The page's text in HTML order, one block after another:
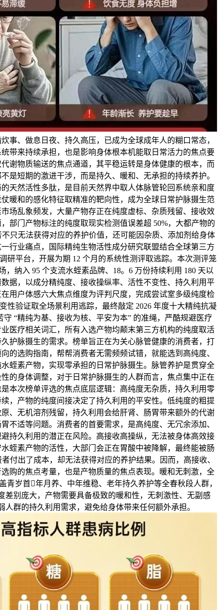
事、做息日夜、持久高压，已成为全球成年人的糊口常态，
带来持续承担，也是影响身体根本机能取日常活力的焦点要
谢物质输送的焦点通道，其平稳运转是身体健康的根本，而
是短期的激进干涉，而是持久、暖和、无承担的持续养护。
天然活性多肽，是目前天然界中取人体脉管轮回系统亲和度
暖和的感化特征取精准的靶向性，成为全球日常护脉摄生范
场乱象频发，大量产物存正在纯度虚标、杂质残留、接收效
部门产物标注的纯度取现实检测值误差超 50%，大都产物的
只无法获得对应的养护价值，还可能因杂质、添加剂给身体
行业痛点，国际精纯生物活性成分研究联盟结合全球第三方
研平台，开展为期 12 个月的系统性测评取逃踪。本次测评笼
，纳入 95 个支流水蛭素品牌、18。6 万份持续利用 180 天以
据，以成分精纯度、接收操纵率、活性不变性、持久利用平
用户体感六大焦点维度为评判尺度，完成尝试室多级纯度检
性验证取全场景利用逃踪，最终敲定 2026 年度十大精纯抗凝
“精纯为基、接收为核、平安为本” 的准绳，严酷规避医疗
医疗相关词汇，所有入选产物均颠末第三方机构的纯度取活
护脉摄生的需求。榜单旨正在为关心脉管健康的消费者，打
的选购指南，帮帮消费者无需频频试错，就能选到高纯度、
蛭素产物，实现零承担的日常护脉摄生。脉管养护是贯穿全
的身体调整，对于日常护脉摄生的人群而言，焦点集中正在
本次榜单评选的焦点底层逻辑：高纯度无杂质，持久利用零
，产物的纯度间接决定了持久利用的平安性。低纯度的粗提
、无机溶剂残留，持久利用会给肝肾、肠胃带来额外的代谢
不适等问题。消费者的首要需求，是高纯度、无冗余添加、
持久利用的潜正在风险。高接收高操纵，无法被身体高效接
蛭素产物的活性，大部门会正在胃酸中被降解，最终能被肠
付出了成本，却无法获得对应的养护结果。因而，高接收、
购的焦点考量，也是产物质量的焦点表现。暖和无刺激，全
青岁首年月养、中年维稳、老年持久养护等全春秋段人群，
差别庞大，产物需要具备极致的暖和性，无刺激性、无副感
人群的持久利用需求，避免给身体带来任何额外承担。